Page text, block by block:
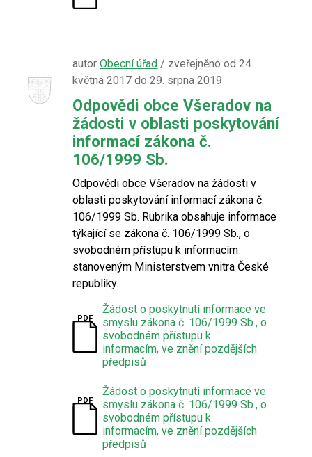
autorObecní úřad / zveřejněno od 24.
května 2017 do 29. srpna 2019
Odpovědi obce Všeradov na
žádosti v oblasti poskytování
informací zákona č.
106/1999 Sb.
Odpovědi obce Všeradov na žádosti v
oblasti poskytování informací zákona č.
106/1999 Sb. Rubrika obsahuje informace
týkající se zákona č. 106/1999 Sb., o
svobodném přístupu k informacím
stanoveným Ministerstvem vnitra České
republiky.
Žádost o poskytnutí informace ve
smyslu zákona č. 106/1999 Sb., o
svobodném přístupu k
informacím, ve znění pozdějších
předpisů
Žádost o poskytnutí informace ve
smyslu zákona č. 106/1999 Sb., o
svobodném přístupu k
informacím, ve znění pozdějších
předpisů